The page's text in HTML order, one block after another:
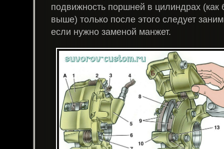
подвижность поршней в цилиндрах (как
выше) только после этого следует
если нужно заменой манжет.